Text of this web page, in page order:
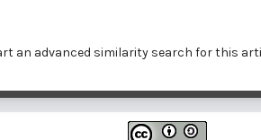
an advanced similarity search for this